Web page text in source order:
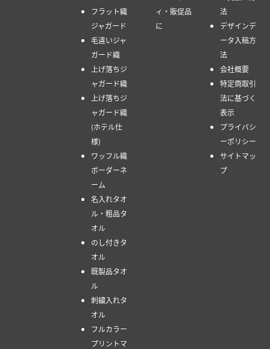
フラット織
ジャガード
毛違いジャ
ガード織
上げ落ちジ
ャガード織
上げ落ちジ
ャガード織
(ホテル仕
様)
ワッフル織
ボーダーネ
ーム
名入れタオ
ル・粗品タ
オル
のし付きタ
オル
既製品タオ
ル
刺繍入れタ
オル
フルカラー
プリントマ
ィ・販促品
に
法
デザインデ
ータ入稿方
法
会社概要
特定商取引
法に基づく
表示
プライバシ
ーポリシー
サイトマッ
プ